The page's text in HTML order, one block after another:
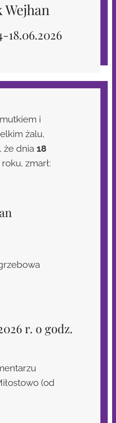
Wejhan
18.06.2026
i
żalu,
że dnia 18
roku, zmarł:
r. o godz.
(od